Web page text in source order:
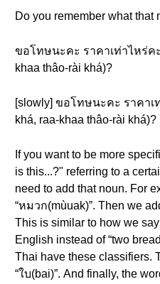
Do you remember what that
ขอโทษนะคะ ราคาเท่าไหร่ค
khaa thâo-rài khá)?
[slowly] ขอโทษนะคะ ราคาเ
khá, raa-khaa thâo-rài khá)?
If you want to be more
is this...?" referring to a
need to add that noun. For
“หมวก(mùuak)”. Then we
This is similar to how we
English instead of “two
Thai have these classifiers.
“ใบ(bai)”. And finally, the